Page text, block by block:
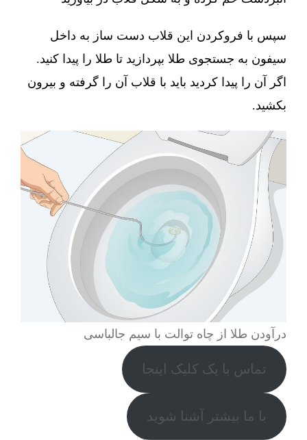
سپس با فروکردن این قلاب دست ساز به داخل
سیفون به جستجوی طلا بپردازید تا طلا را پیدا کنید.
اگر آن را پیدا کردید باید با قلاب آن را گرفته و بیرون
بکشید.
درآودن طلا از چاه توالت با سیم جالباسی
تماس با یک کلیک اینجا
با ما بیشتر آشنا شوید